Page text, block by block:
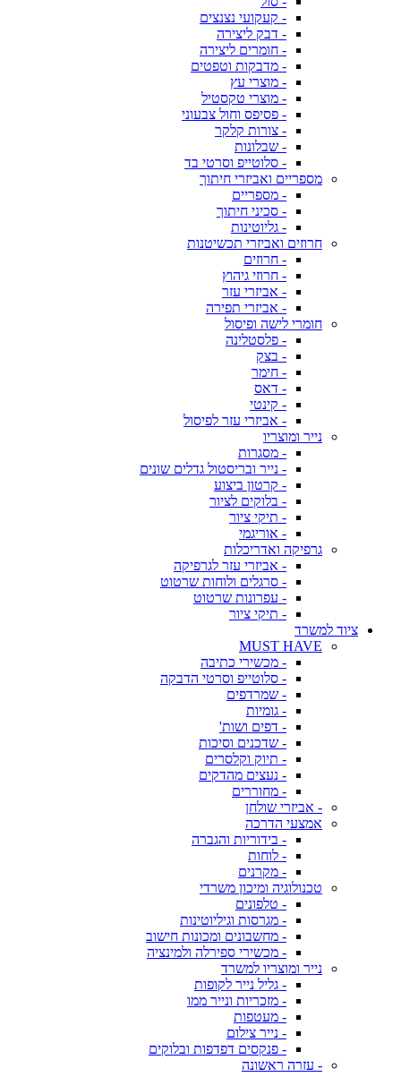
- קעקועי נצנצים
- דבק ליצירה
- חומרים ליצירה
- מדבקות וטפטים
- מוצרי עץ
- מוצרי טקסטיל
- פסיפס וחול צבעוני
- צורות קלקר
- שבלונות
- סלוטייפ וסרטי בד
מספריים ואביזרי חיתוך
- מספריים
- סכיני חיתוך
- גליוטינות
חרוזים ואביזרי תכשיטנות
- חרוזים
- חרוזי גיהוץ
- אביזרי עזר
- אביזרי תפירה
חומרי לישה ופיסול
- פלסטלינה
- בצק
- חימר
- דאס
- קינטי
- אביזרי עזר לפיסול
נייר ומוצריו
- מסגרות
- נייר ובריסטול גדלים שונים
- קרטון ביצוע
- בלוקים לציור
- תיקי ציור
- אוריגמי
גרפיקה ואדריכלות
- אביזרי עזר לגרפיקה
- סרגלים ולוחות שרטוט
- עפרונות שרטוט
- תיקי ציור
ציוד למשרד
MUST HAVE
- מכשירי כתיבה
- סלוטייפ וסרטי הדבקה
- שמרדפים
- גומיות
- דפים ושות'
- שדכנים וסיכות
- תיוק וקלסרים
- נעצים מהדקים
- מחוררים
- אביזרי שולחן
אמצעי הדרכה
- בידוריות והגברה
- לוחות
- מקרנים
טכנולוגיה ומיכון משרדי
- טלפונים
- מגרסות וגיליוטינות
- מחשבונים ומכונות חישוב
- מכשירי ספירלה ולמינציה
נייר ומוצריו למשרד
- גליל נייר לקופות
- מזכריות ונייר ממו
- מעטפות
- נייר צילום
- פנקסים דפדפות ובלוקים
- עזרה ראשונה